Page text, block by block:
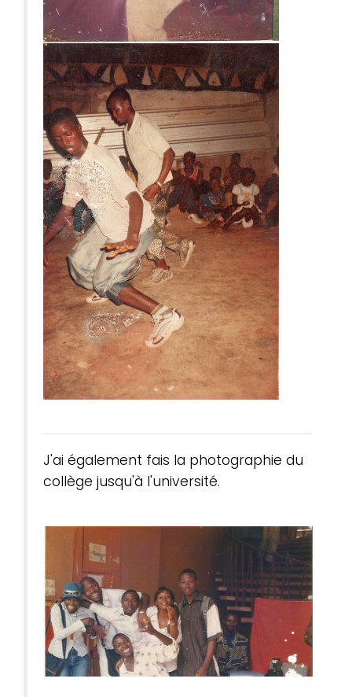
J'ai également fais la photographie du
collège jusqu'à l'université.